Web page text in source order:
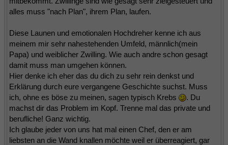
alles muss "nach Plan", ihrem Plan, laufen.
Diese Launen und emotionalen Hochdreher kenne ich aus
meinem mir sehr nahestehenden Umfeld, männlich(mein
Papa) und weiblicher Zwilling. Wie auch andre schon gesagt
damit muss man umgehen können.
Hier denke ich eher das du dich zu sehr rein denkst und
Erklärung durch eure vergangene Geschichte suchst. Muss
ich, ohne es böse zu meinen, sagen typisch Krebs
. Du
machst dir das Problem im Kopf. Trenne mal das private und
berufliche! Ganz wichtig.
Ich glaube jeder von uns hat mal einen Chef, den er am
liebsten an die Wand knallen möchte weil er überreagiert, gar